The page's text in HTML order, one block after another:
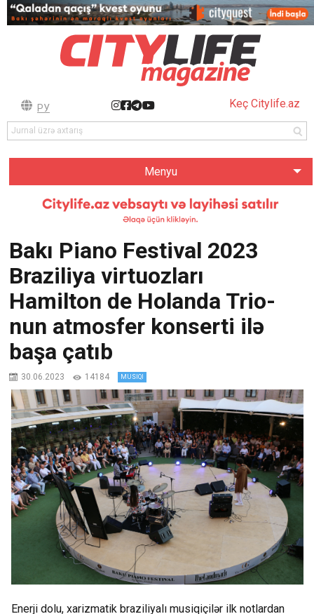
РУ Keç Citylife.az
Menyu
Bakı Piano Festival 2023
Braziliya virtuozları
Hamilton de Holanda Trio-
nun atmosfer konserti ilə
başa çatıb
30.06.2023 14184 MUSIQI
Enerji dolu, xarizmatik braziliyalı musiqiçilər ilk notlardan